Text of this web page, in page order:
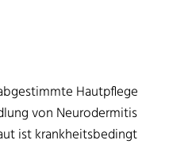
Hautpflege
von Neurodermitis
ist krankheitsbedingt